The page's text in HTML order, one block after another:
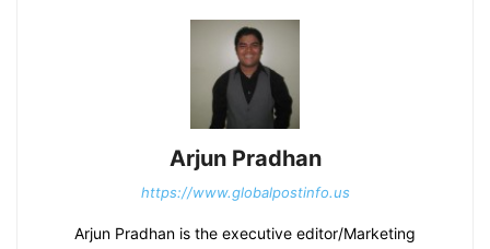
Arjun Pradhan
https://www.globalpostinfo.us
Arjun Pradhan is the executive editor/Marketing